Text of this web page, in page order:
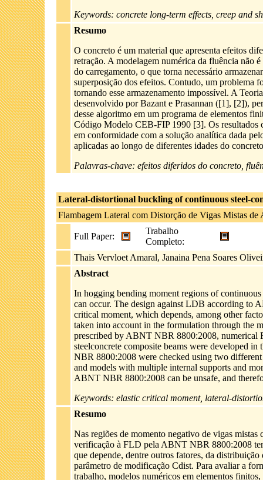
Keywords: concrete long-term effects, creep and
Resumo
O concreto é um material que apresenta efeitos
retração. A modelagem numérica da fluência não
do carregamento, o que torna necessário
superposição dos efeitos. Contudo, um problema
tornando esse armazenamento impossível. A
desenvolvido por Bazant e Prasannan ([1], [2]),
desse algoritmo em um programa de elementos
Código Modelo CEB-FIP 1990 [3]. Os resultados
em conformidade com a solução analítica dada
aplicadas ao longo de diferentes idades do
Palavras-chave: efeitos diferidos do concreto,
Lateral-distortional buckling of continuous steel-
Flambagem Lateral com Distorção de Vigas Mistas de
Full Paper:
Trabalho
Completo:
Thais Vervloet Amaral, Janaina Pena Soares
Abstract
In hogging bending moment regions of
can occur. The design against LDB according to
critical moment, which depends, among other
taken into account in the formulation through the
prescribed by ABNT NBR 8800:2008, numerical
steelconcrete composite beams were developed
NBR 8800:2008 were checked using two
and models with multiple internal supports and
ABNT NBR 8800:2008 can be unsafe, and
Keywords: elastic critical moment, lateral-
Resumo
Nas regiões de momento negativo de vigas
verificação à FLD pela ABNT NBR 8800:2008
que depende, dentre outros fatores, da
parâmetro de modificação Cdist. Para avaliar a
trabalho, modelos numéricos em elementos